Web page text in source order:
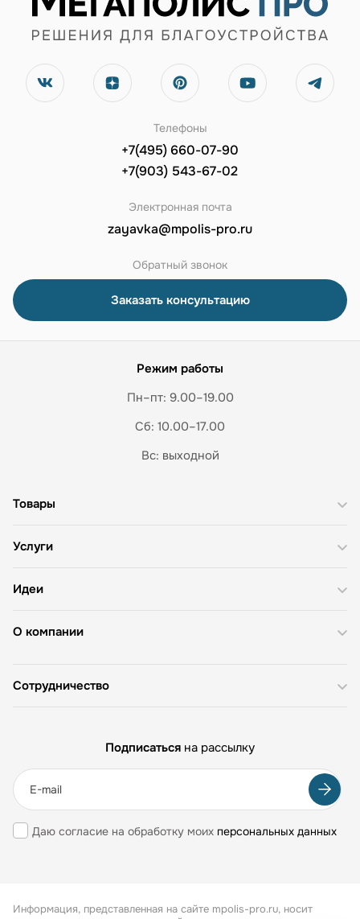
Телефоны
+7(495) 660-07-90
+7(903) 543-67-02
Электронная почта
zayavka@mpolis-pro.ru
Обратный звонок
Заказать консультацию
Режим работы
Пн–пт: 9.00–19.00
Сб: 10.00–17.00
Вс: выходной
О компании
Товары
Услуги
Идеи
Сотрудничество
Подписаться на рассылку
Даю согласие на обработку моих персональных данных
Информация, представленная на сайте mpolis-pro.ru, носит